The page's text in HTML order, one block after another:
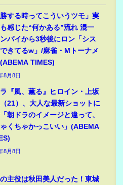
勝する時ってこういうツモ」実
感じた“何かある”流れ 混一
パイから3秒後にロン「シス
きてるw」/麻雀・Mトーナメ
TIMES)
8月8日
『風、薫る』ヒロイン・上坂
21）、大人な最新ショットに
朝ドラのイメージと違って、
くちゃかっこいい」(ABEMA
8月8日
主役は秋田美人だった！東城